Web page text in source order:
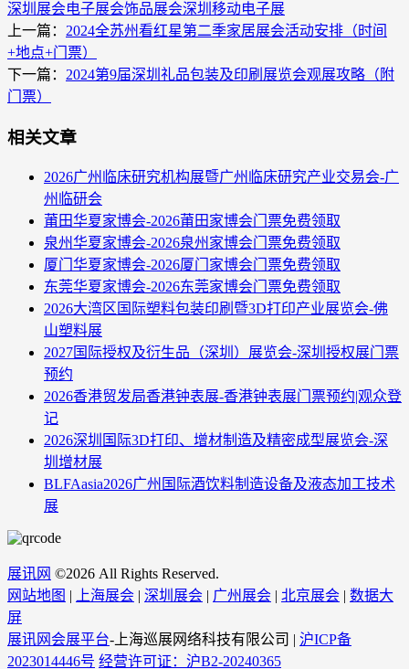
深圳展会电子展会饰品展会深圳移动电子展
上一篇： 2024全苏州看红星第二季家居展会活动安排（时间
+地点+门票）
下一篇： 2024第9届深圳礼品包装及印刷展览会观展攻略（附
门票）
相关文章
2026广州临床研究机构展暨广州临床研究产业交易会-广
州临研会
莆田华夏家博会-2026莆田家博会门票免费领取
泉州华夏家博会-2026泉州家博会门票免费领取
厦门华夏家博会-2026厦门家博会门票免费领取
东莞华夏家博会-2026东莞家博会门票免费领取
2026大湾区国际塑料包装印刷暨3D打印产业展览会-佛
山塑料展
2027国际授权及衍生品（深圳）展览会-深圳授权展门票
预约
2026香港贸发局香港钟表展-香港钟表展门票预约|观众登
记
2026深圳国际3D打印、增材制造及精密成型展览会-深
圳增材展
BLFAasia2026广州国际酒饮料制造设备及液态加工技术
展
展讯网 ©2026 All Rights Reserved.
网站地图 | 上海展会 | 深圳展会 | 广州展会 | 北京展会 | 数据大
屏
展讯网会展平台-上海巡展网络科技有限公司 | 沪ICP备
2023014446号 经营许可证：沪B2-20240365